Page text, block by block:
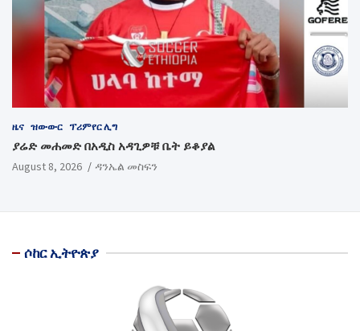
ዜና ዝውውር ፕሪምየር ሊግ
ያሬድ መሐመድ በአዲስ አዳጊዎቹ ቤት ይቆያል
August 8, 2026 ዳንኤል መስፍን
ሶከር ኢትዮጵያ